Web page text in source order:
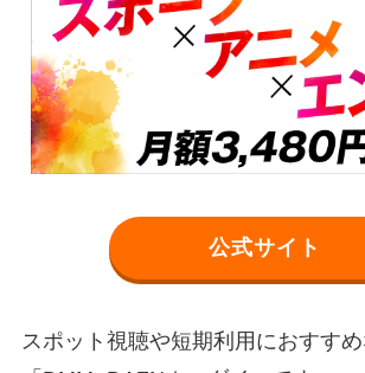
公式サイト
スポット視聴や短期利用におすす